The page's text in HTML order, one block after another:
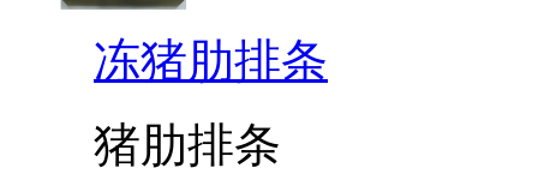
冻猪肋排条
猪肋排条